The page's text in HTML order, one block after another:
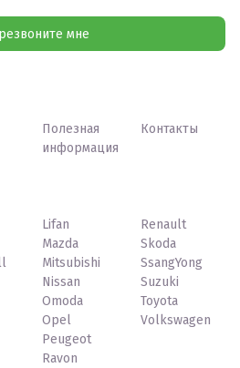
мне
Полезная
информация
Контакты
Lifan
Mazda
Mitsubishi
Nissan
Omoda
Opel
Peugeot
Ravon
Renault
Skoda
SsangYong
Suzuki
Toyota
Volkswagen